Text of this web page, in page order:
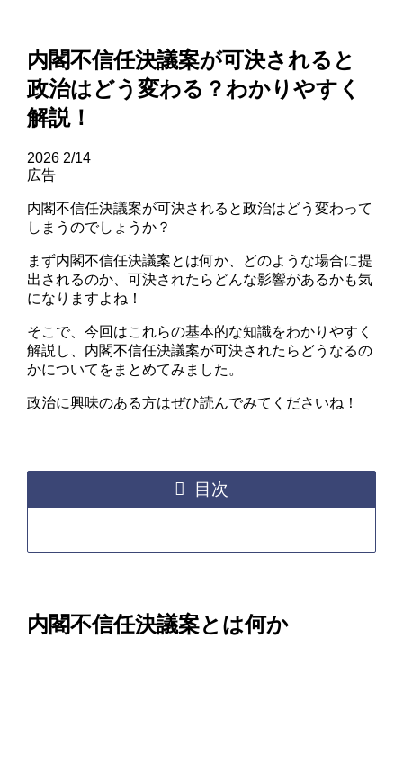
内閣不信任決議案が可決されると
政治はどう変わる？わかりやすく
解説！
2026 2/14
広告
内閣不信任決議案が可決されると政治はどう変わって
しまうのでしょうか？
まず内閣不信任決議案とは何か、どのような場合に提
出されるのか、可決されたらどんな影響があるかも気
になりますよね！
そこで、今回はこれらの基本的な知識をわかりやすく
解説し、内閣不信任決議案が可決されたらどうなるの
かについてをまとめてみました。
政治に興味のある方はぜひ読んでみてくださいね！
目次
内閣不信任決議案とは何か